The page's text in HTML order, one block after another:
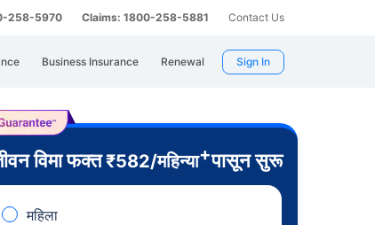
258-5970 Claims: 1800-258-5881 Contact Us
Business Insurance Renewal Sign In
विमा फक्त₹582/महिन्या+पासून सुरू
महिला